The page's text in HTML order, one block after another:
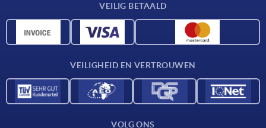
CAD-gegevens
VEILIG BETAALD
VEILIGHEID EN VERTROUWEN
VOLG ONS